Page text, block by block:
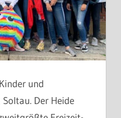
und
Der Heide